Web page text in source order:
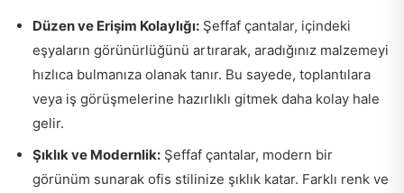
Düzen ve Erişim Kolaylığı: Şeffaf çantalar, içindeki
eşyaların görünürlüğünü artırarak, aradığınız malzemeyi
hızlıca bulmanıza olanak tanır. Bu sayede, toplantılara
veya iş görüşmelerine hazırlıklı gitmek daha kolay hale
gelir.
Şıklık ve Modernlik: Şeffaf çantalar, modern bir
görünüm sunarak ofis stilinize şıklık katar. Farklı renk ve